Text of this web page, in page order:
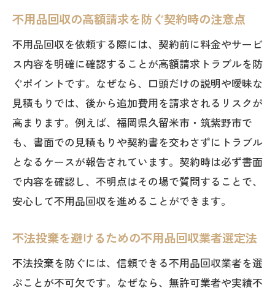
不用品回収の高額請求を防ぐ契約時の注意点
不用品回収を依頼する際には、契約前に料金やサービ
ス内容を明確に確認することが高額請求トラブルを防
ぐポイントです。なぜなら、口頭だけの説明や曖昧な
見積もりでは、後から追加費用を請求されるリスクが
高まります。例えば、福岡県久留米市・筑紫野市で
も、書面での見積もりや契約書を交わさずにトラブル
となるケースが報告されています。契約時は必ず書面
で内容を確認し、不明点はその場で質問することで、
安心して不用品回収を進めることができます。
不法投棄を避けるための不用品回収業者選定法
不法投棄を防ぐには、信頼できる不用品回収業者を選
ぶことが不可欠です。なぜなら、無許可業者や実績不